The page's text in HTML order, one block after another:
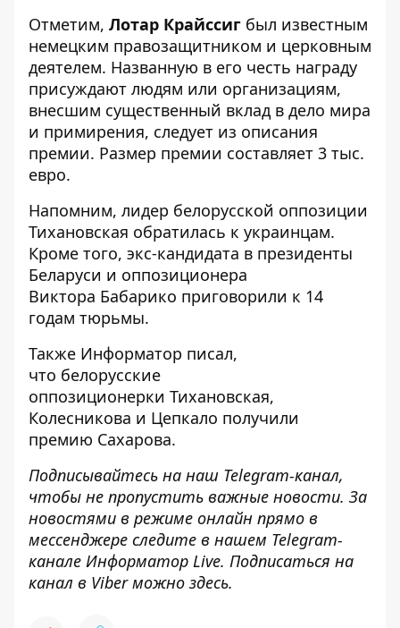
Отметим, Лотар Крайссиг был известным
немецким правозащитником и церковным
деятелем. Названную в его честь награду
присуждают людям или организациям,
внесшим существенный вклад в дело мира
и примирения, следует из описания
премии. Размер премии составляет 3 тыс.
евро.
Напомним, лидер белорусской оппозиции
Тихановская обратилась к украинцам.
Кроме того, экс-кандидата в президенты
Беларуси и оппозиционера
Виктора Бабарико приговорили к 14
годам тюрьмы.
Также Информатор писал,
что белорусские
оппозиционерки Тихановская,
Колесникова и Цепкало получили
премию Сахарова.
Подписывайтесь на наш Telegram-канал,
чтобы не пропустить важные новости. За
новостями в режиме онлайн прямо в
мессенджере следите в нашем Telegram-
канале Информатор Live. Подписаться на
канал в Viber можно здесь.